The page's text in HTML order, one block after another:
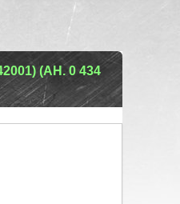
(АН. 0 434